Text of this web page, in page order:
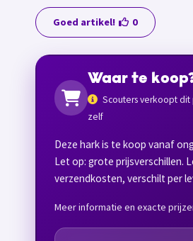
Goed artikel! 0
Waar te
Scouters verkoopt dit
zelf
Deze hark is te koop vanaf
Let op: grote prijsverschillen.
verzendkosten, verschilt per
Meer informatie en exacte